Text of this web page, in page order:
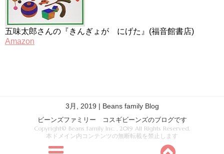
五味太郎さんの『きんぎょが にげた』(福音館書店)
Amazon
3月, 2019 | Beans family Blog
ビーンズファミリー コスギビーンズのブログです
Copyright© Beans family Inc. , 2019 All Rights Reserved.
本ドメイン内コンテンツの無断転載を禁止します